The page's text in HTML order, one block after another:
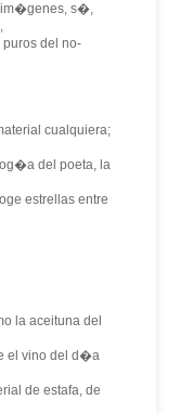
im�genes, s�,
del no-
cualquiera;
del poeta, la
estrellas entre
la aceituna del
el vino del d�a
de estafa, de